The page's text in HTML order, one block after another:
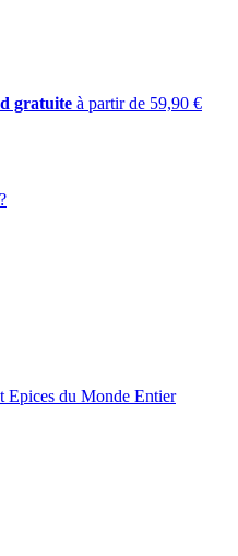
gratuite à partir de 59,90 €
Epices du Monde Entier